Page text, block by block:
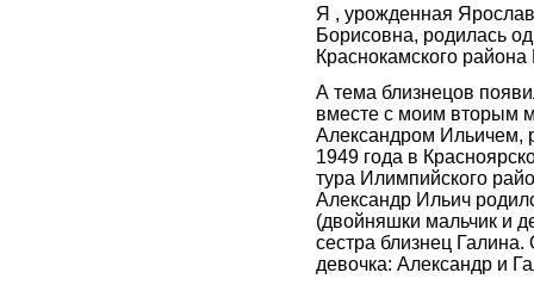
Я , урожденная
Борисовна, родилась
Краснокамского
А тема близнецов
вместе с моим вторым
Александром Ильичем,
1949 года в
тура Илимпийского
Александр Ильич
(двойняшки мальчик и
сестра близнец Галина.
девочка: Александр и